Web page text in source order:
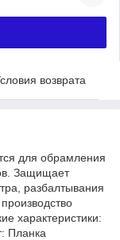
возврата
для обрамления
Защищает
разбалтывания
характеристики:
Планка